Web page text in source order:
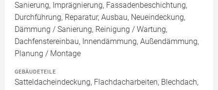
Sanierung, Imprägnierung, Fassadenbeschichtung,
Durchführung, Reparatur, Ausbau, Neueindeckung,
Dämmung / Sanierung, Reinigung / Wartung,
Dachfenstereinbau, Innendämmung, Außendämmung,
Planung / Montage
GEBÄUDETEILE
Satteldacheindeckung, Flachdacharbeiten, Blechdach,